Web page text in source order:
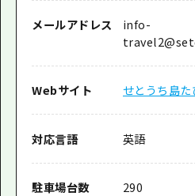
メールアドレス
info-
Webサイト せとうち島
対応言語 英語
駐車場台数 290